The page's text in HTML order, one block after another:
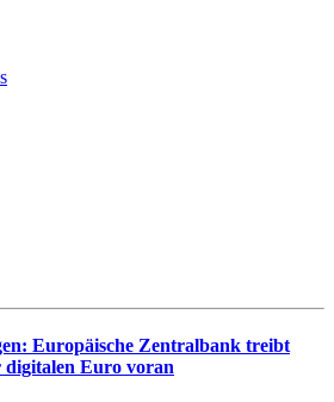
Europäische Zentralbank treibt
Euro voran